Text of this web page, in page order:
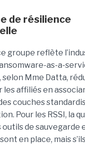
de résilience
groupe reflète
as-a-
Mme Datta,
les affiliés en
couches
Pour les RSSI, la
outils de
en place, mais